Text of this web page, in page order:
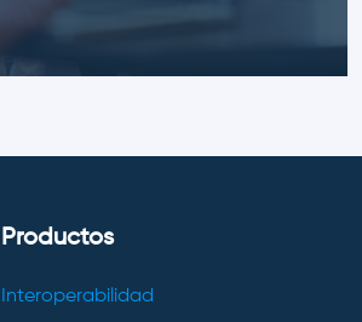
Productos
Interoperabilidad